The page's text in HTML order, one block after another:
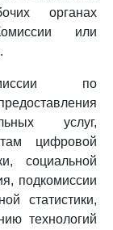
органах
или
по
услуг,
цифровой
социальной
подкомиссии
статистики,
технологий